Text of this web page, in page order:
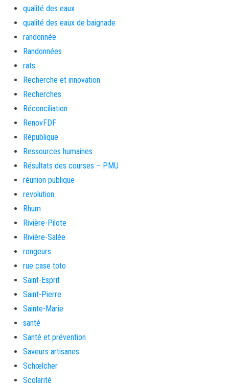
qualité des eaux
qualité des eaux de baignade
randonnée
Randonnées
rats
Recherche et innovation
Recherches
Réconciliation
RenovFDF
République
Ressources humaines
Résultats des courses – PMU
réunion publique
revolution
Rhum
Rivière-Pilote
Rivière-Salée
rongeurs
rue case toto
Saint-Esprit
Saint-Pierre
Sainte-Marie
santé
Santé et prévention
Saveurs artisanes
Schœlcher
Scolarité